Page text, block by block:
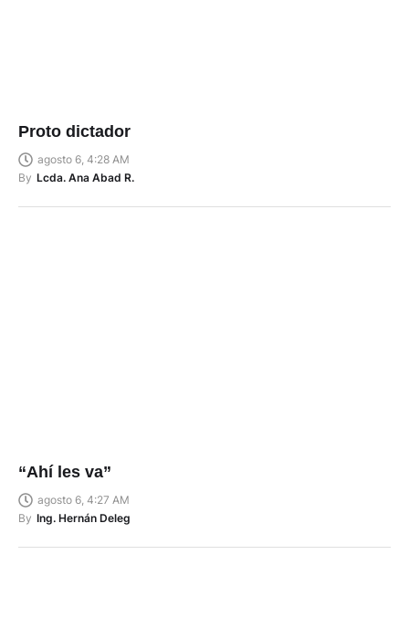
Proto dictador
agosto 6, 4:28 AM
By Lcda. Ana Abad R.
“Ahí les va”
agosto 6, 4:27 AM
By Ing. Hernán Deleg